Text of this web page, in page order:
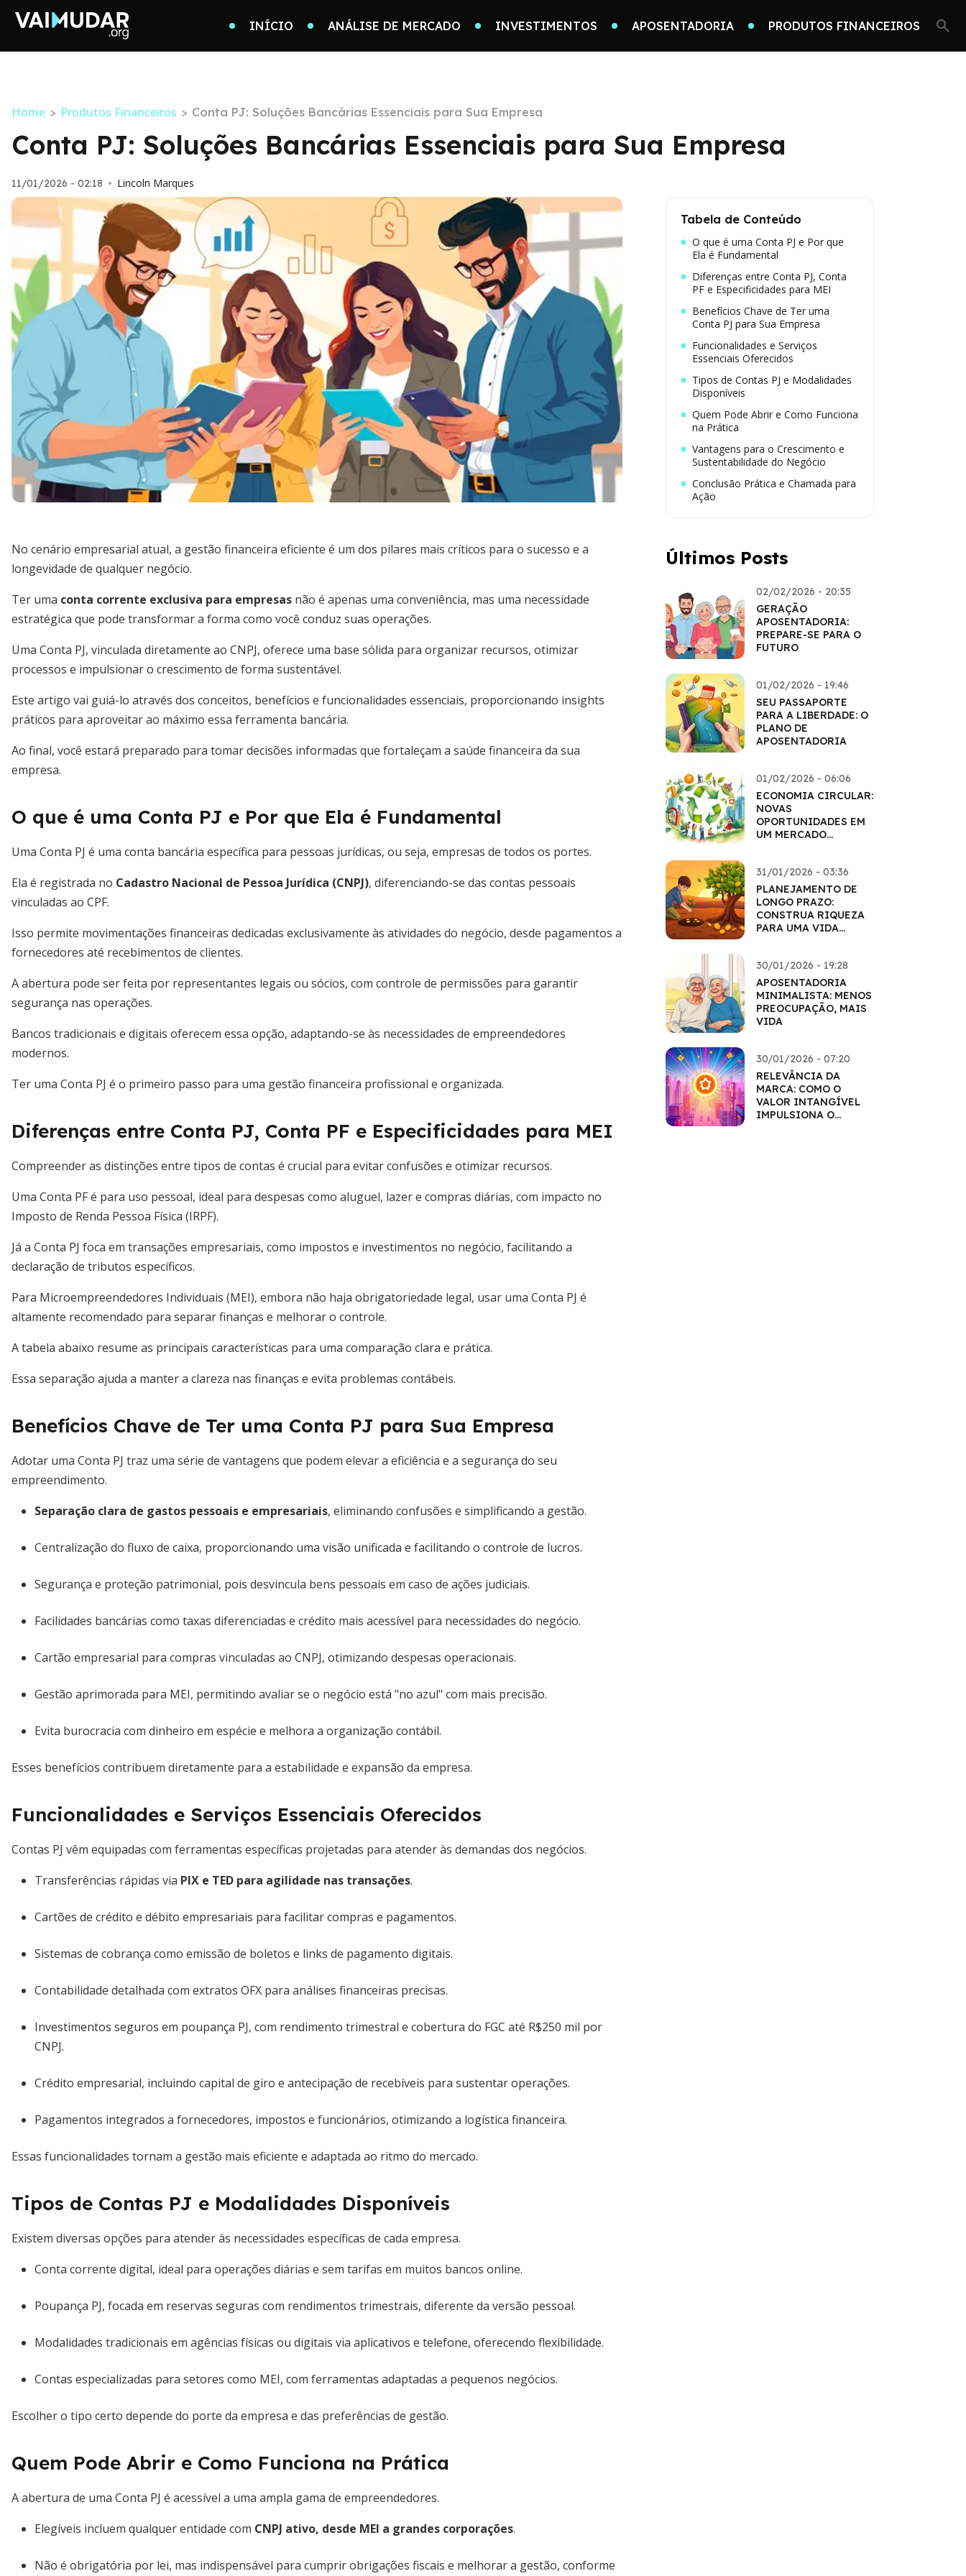
INÍCIO ANÁLISE DE MERCADO INVESTIMENTOS APOSENTADORIA PRODUTOS FINANCEIROS
Home > Produtos Financeiros > Conta PJ: Soluções Bancárias Essenciais para Sua Empresa
Conta PJ: Soluções Bancárias Essenciais para Sua Empresa
11/01/2026 - 02:18 • Lincoln Marques
No cenário empresarial atual, a gestão financeira eficiente é um dos pilares mais críticos para o sucesso e a
longevidade de qualquer negócio.
Ter uma conta corrente exclusiva para empresas não é apenas uma conveniência, mas uma necessidade
estratégica que pode transformar a forma como você conduz suas operações.
Uma Conta PJ, vinculada diretamente ao CNPJ, oferece uma base sólida para organizar recursos, otimizar
processos e impulsionar o crescimento de forma sustentável.
Este artigo vai guiá-lo através dos conceitos, benefícios e funcionalidades essenciais, proporcionando insights
práticos para aproveitar ao máximo essa ferramenta bancária.
Ao final, você estará preparado para tomar decisões informadas que fortaleçam a saúde financeira da sua
empresa.
O que é uma Conta PJ e Por que Ela é Fundamental
Uma Conta PJ é uma conta bancária específica para pessoas jurídicas, ou seja, empresas de todos os portes.
Ela é registrada no Cadastro Nacional de Pessoa Jurídica (CNPJ), diferenciando-se das contas pessoais
vinculadas ao CPF.
Isso permite movimentações financeiras dedicadas exclusivamente às atividades do negócio, desde pagamentos a
fornecedores até recebimentos de clientes.
A abertura pode ser feita por representantes legais ou sócios, com controle de permissões para garantir
segurança nas operações.
Bancos tradicionais e digitais oferecem essa opção, adaptando-se às necessidades de empreendedores
modernos.
Ter uma Conta PJ é o primeiro passo para uma gestão financeira profissional e organizada.
Diferenças entre Conta PJ, Conta PF e Especificidades para MEI
Compreender as distinções entre tipos de contas é crucial para evitar confusões e otimizar recursos.
Uma Conta PF é para uso pessoal, ideal para despesas como aluguel, lazer e compras diárias, com impacto no
Imposto de Renda Pessoa Física (IRPF).
Já a Conta PJ foca em transações empresariais, como impostos e investimentos no negócio, facilitando a
declaração de tributos específicos.
Para Microempreendedores Individuais (MEI), embora não haja obrigatoriedade legal, usar uma Conta PJ é
altamente recomendado para separar finanças e melhorar o controle.
A tabela abaixo resume as principais características para uma comparação clara e prática.
Essa separação ajuda a manter a clareza nas finanças e evita problemas contábeis.
Benefícios Chave de Ter uma Conta PJ para Sua Empresa
Adotar uma Conta PJ traz uma série de vantagens que podem elevar a eficiência e a segurança do seu
empreendimento.
Separação clara de gastos pessoais e empresariais, eliminando confusões e simplificando a gestão.
Centralização do fluxo de caixa, proporcionando uma visão unificada e facilitando o controle de lucros.
Segurança e proteção patrimonial, pois desvincula bens pessoais em caso de ações judiciais.
Facilidades bancárias como taxas diferenciadas e crédito mais acessível para necessidades do negócio.
Cartão empresarial para compras vinculadas ao CNPJ, otimizando despesas operacionais.
Gestão aprimorada para MEI, permitindo avaliar se o negócio está "no azul" com mais precisão.
Evita burocracia com dinheiro em espécie e melhora a organização contábil.
Esses benefícios contribuem diretamente para a estabilidade e expansão da empresa.
Funcionalidades e Serviços Essenciais Oferecidos
Contas PJ vêm equipadas com ferramentas específicas projetadas para atender às demandas dos negócios.
Transferências rápidas via PIX e TED para agilidade nas transações.
Cartões de crédito e débito empresariais para facilitar compras e pagamentos.
Sistemas de cobrança como emissão de boletos e links de pagamento digitais.
Contabilidade detalhada com extratos OFX para análises financeiras precisas.
Investimentos seguros em poupança PJ, com rendimento trimestral e cobertura do FGC até R$250 mil por
CNPJ.
Crédito empresarial, incluindo capital de giro e antecipação de recebíveis para sustentar operações.
Pagamentos integrados a fornecedores, impostos e funcionários, otimizando a logística financeira.
Essas funcionalidades tornam a gestão mais eficiente e adaptada ao ritmo do mercado.
Tipos de Contas PJ e Modalidades Disponíveis
Existem diversas opções para atender às necessidades específicas de cada empresa.
Conta corrente digital, ideal para operações diárias e sem tarifas em muitos bancos online.
Poupança PJ, focada em reservas seguras com rendimentos trimestrais, diferente da versão pessoal.
Modalidades tradicionais em agências físicas ou digitais via aplicativos e telefone, oferecendo flexibilidade.
Contas especializadas para setores como MEI, com ferramentas adaptadas a pequenos negócios.
Escolher o tipo certo depende do porte da empresa e das preferências de gestão.
Quem Pode Abrir e Como Funciona na Prática
A abertura de uma Conta PJ é acessível a uma ampla gama de empreendedores.
Elegíveis incluem qualquer entidade com CNPJ ativo, desde MEI a grandes corporações.
Não é obrigatória por lei, mas indispensável para cumprir obrigações fiscais e melhorar a gestão, conforme
Tabela de Conteúdo
O que é uma Conta PJ e Por que
Ela é Fundamental
Diferenças entre Conta PJ, Conta
PF e Especificidades para MEI
Benefícios Chave de Ter uma
Conta PJ para Sua Empresa
Funcionalidades e Serviços
Essenciais Oferecidos
Tipos de Contas PJ e Modalidades
Disponíveis
Quem Pode Abrir e Como Funciona
na Prática
Vantagens para o Crescimento e
Sustentabilidade do Negócio
Conclusão Prática e Chamada para
Ação
Últimos Posts
02/02/2026 - 20:35
GERAÇÃO
APOSENTADORIA:
PREPARE-SE PARA O
FUTURO
01/02/2026 - 19:46
SEU PASSAPORTE
PARA A LIBERDADE: O
PLANO DE
APOSENTADORIA
01/02/2026 - 06:06
ECONOMIA CIRCULAR:
NOVAS
OPORTUNIDADES EM
UM MERCADO
31/01/2026 - 03:36
PLANEJAMENTO DE
LONGO PRAZO:
CONSTRUA RIQUEZA
PARA UMA VIDA
30/01/2026 - 19:28
APOSENTADORIA
MINIMALISTA: MENOS
PREOCUPAÇÃO, MAIS
VIDA
30/01/2026 - 07:20
RELEVÂNCIA DA
MARCA: COMO O
VALOR INTANGÍVEL
IMPULSIONA O